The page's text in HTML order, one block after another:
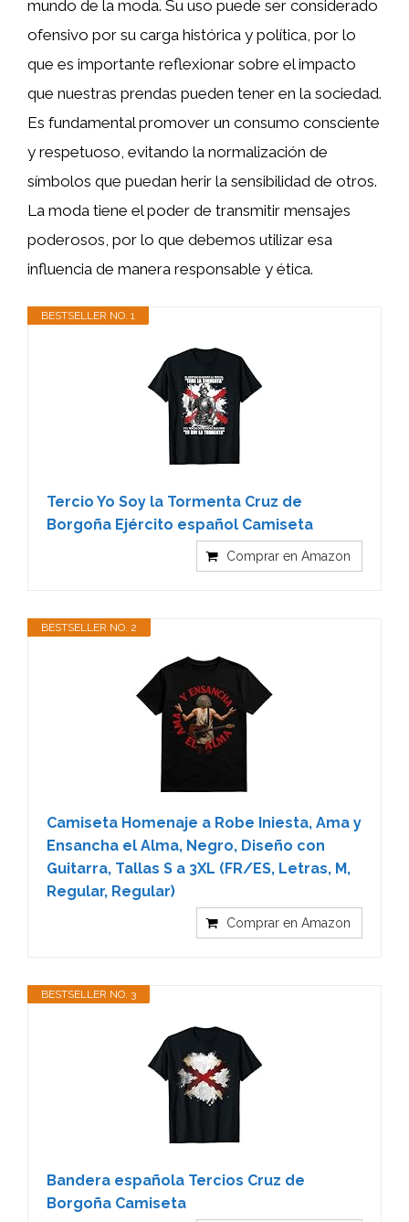
mundo de la moda. Su uso puede ser considerado
ofensivo por su carga histórica y política, por lo
que es importante reflexionar sobre el impacto
que nuestras prendas pueden tener en la sociedad.
Es fundamental promover un consumo consciente
y respetuoso, evitando la normalización de
símbolos que puedan herir la sensibilidad de otros.
La moda tiene el poder de transmitir mensajes
poderosos, por lo que debemos utilizar esa
influencia de manera responsable y ética.
BESTSELLER NO. 1
Tercio Yo Soy la Tormenta Cruz de
Borgoña Ejército español Camiseta
Comprar en Amazon
BESTSELLER NO. 2
Camiseta Homenaje a Robe Iniesta, Ama y
Ensancha el Alma, Negro, Diseño con
Guitarra, Tallas S a 3XL (FR/ES, Letras, M,
Regular, Regular)
Comprar en Amazon
BESTSELLER NO. 3
Bandera española Tercios Cruz de
Borgoña Camiseta